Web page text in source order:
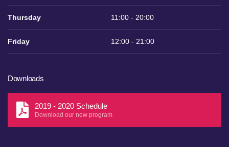
Thursday 11:00 - 20:00
Friday 12:00 - 21:00
Downloads
2019 - 2020 Schedule
Download our new program